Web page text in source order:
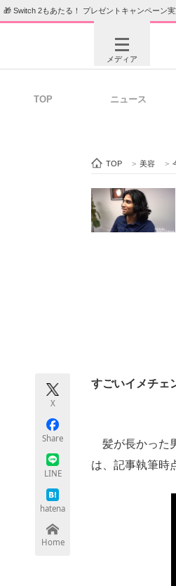
🎁 Switch 2もあたる！ プレゼントキャンペーン実
メディア
ビジネスと働
ITエンジニア
ちょっと気にな
TOP ニュース
TOP > 美容 >
X
Share
LINE
hatena
Home
すごいイメチェ
髪が長かった
は、記事執筆時